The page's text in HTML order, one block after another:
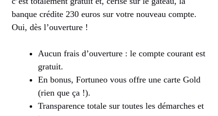
banque crédite 230 euros sur votre nouveau compte.
Oui, dès l’ouverture !
Aucun frais d’ouverture : le compte courant est
gratuit.
En bonus, Fortuneo vous offre une carte Gold
(rien que ça !).
Transparence totale sur toutes les démarches et